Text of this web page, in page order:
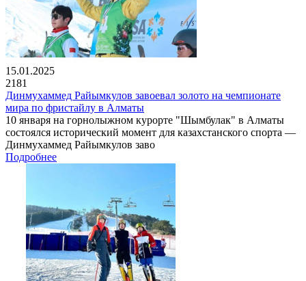
15.01.2025
2181
Динмухаммед Райымкулов завоевал золото на чемпионате
мира по фристайлу в Алматы
10 января на горнолыжном курорте "Шымбулак" в Алматы
состоялся исторический момент для казахстанского спорта —
Динмухаммед Райымкулов заво
Подробнее